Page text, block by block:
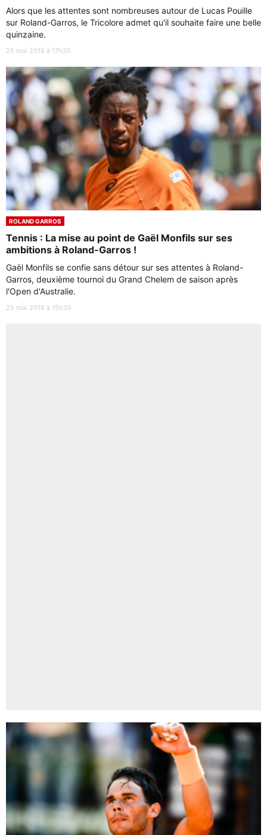
Alors que les attentes sont nombreuses autour de Lucas Pouille
sur Roland-Garros, le Tricolore admet qu'il souhaite faire une belle
quinzaine.
25 mai 2018 à 17h35
ROLAND GARROS
Tennis : La mise au point de Gaël Monfils sur ses
ambitions à Roland-Garros !
Gaël Monfils se confie sans détour sur ses attentes à Roland-
Garros, deuxième tournoi du Grand Chelem de saison après
l'Open d'Australie.
25 mai 2018 à 15h35